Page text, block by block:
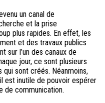
un canal de
et la prise
plus rapides. En effet, les
et des travaux publics
sur l’un des canaux de
jour, ce sont plusieurs
sont créés. Néanmoins,
est inutile de pouvoir espérer
de communication.